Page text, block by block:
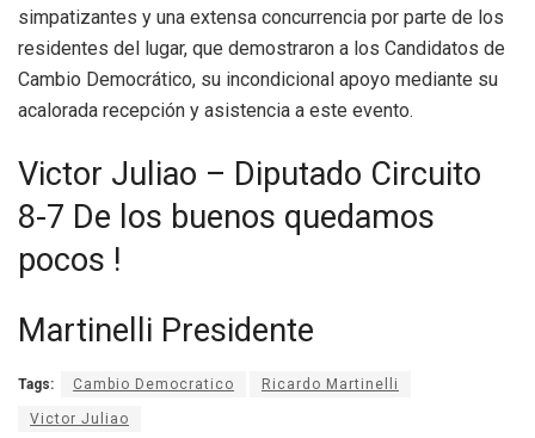
simpatizantes y una extensa concurrencia por parte de los
residentes del lugar, que demostraron a los Candidatos de
Cambio Democrático, su incondicional apoyo mediante su
acalorada recepción y asistencia a este evento.
Victor Juliao – Diputado Circuito
8-7 De los buenos quedamos
pocos !
Martinelli Presidente
Tags: Cambio Democratico Ricardo Martinelli
Victor Juliao